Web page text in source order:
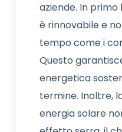
aziende. In primo
è rinnovabile e
tempo come i
Questo
energetica
termine. Inoltre,
energia solare